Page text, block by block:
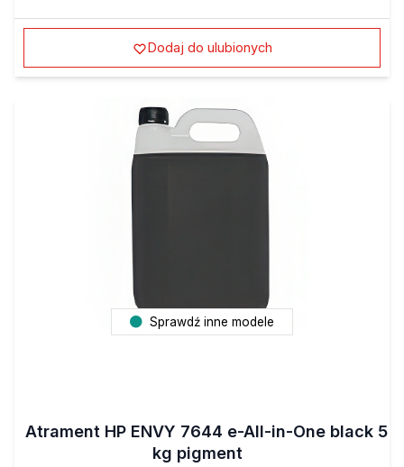
Dodaj do ulubionych
Sprawdź inne modele
Atrament HP ENVY 7644 e-All-in-One black 5
kg pigment